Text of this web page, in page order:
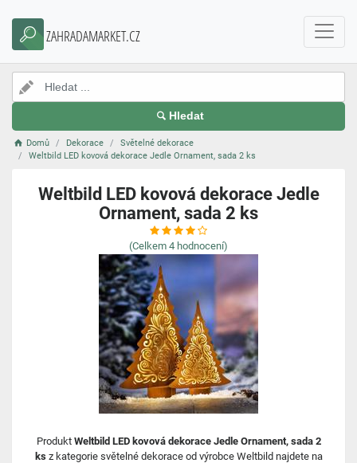
ZAHRADAMARKET.CZ
Hledat
Domů Dekorace
Světelné dekorace
Weltbild LED kovová dekorace Jedle Ornament, sada 2 ks
Weltbild LED kovová dekorace Jedle
Ornament, sada 2 ks
(Celkem 4 hodnocení)
Produkt Weltbild LED kovová dekorace Jedle Ornament, sada 2
ksz kategorie světelné dekorace od výrobce Weltbild najdete na